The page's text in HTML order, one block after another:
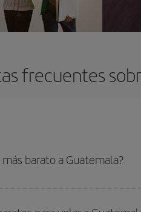
frecuentes
barato a Guatemala?
un destino concreto para tu viaje,